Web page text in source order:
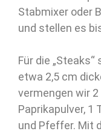
Stabmixer oder
und stellen es
Für die
etwa 2,5 cm
vermengen wir
Paprikapulver, 1
und Pfeffer. Mit